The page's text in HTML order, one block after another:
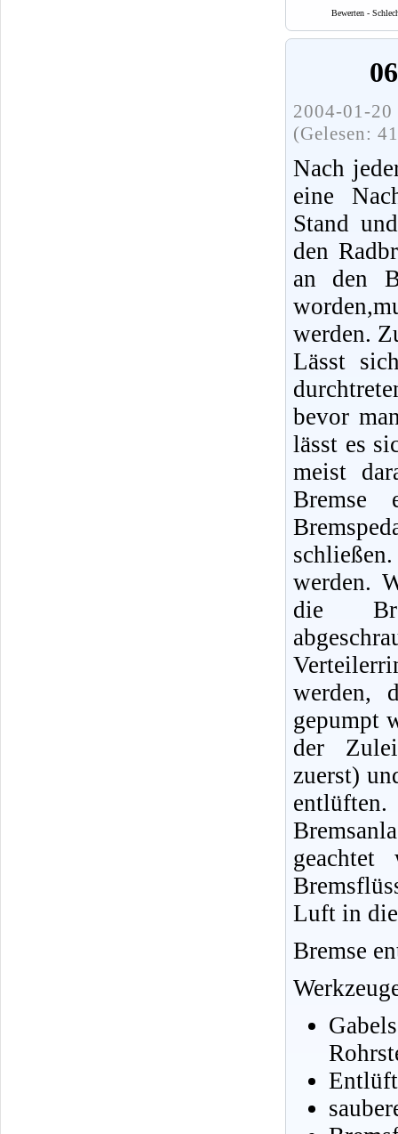
Bewerten -
2004-01-
(Gelesen:
Nach
eine
Stand
den
an den
werden.
Lässt
bevor
lässt es
meist
Bremse
werden.
die
werden,
gepumpt
der
zuerst)
Luft in
Bremse